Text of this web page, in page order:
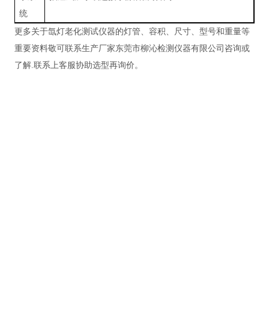
统
更多关于氙灯老化测试仪器的灯管、容积、尺寸、型号和重量等
重要资料敬可联系生产厂家东莞市柳沁检测仪器有限公司咨询或
了解.联系上客服协助选型再询价。